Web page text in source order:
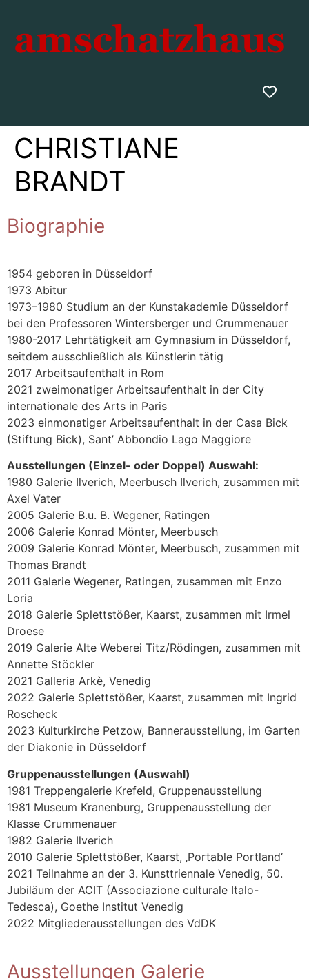
CHRISTIANE
BRANDT
Biographie
1954 geboren in Düsseldorf
1973 Abitur
1973–1980 Studium an der Kunstakademie Düsseldorf
bei den Professoren Wintersberger und Crummenauer
1980-2017 Lehrtätigkeit am Gymnasium in Düsseldorf,
seitdem ausschließlich als Künstlerin tätig
2017 Arbeitsaufenthalt in Rom
2021 zweimonatiger Arbeitsaufenthalt in der City
internationale des Arts in Paris
2023 einmonatiger Arbeitsaufenthalt in der Casa Bick
(Stiftung Bick), Sant’ Abbondio Lago Maggiore
Ausstellungen (Einzel- oder Doppel) Auswahl:
1980 Galerie Ilverich, Meerbusch Ilverich, zusammen mit
Axel Vater
2005 Galerie B.u. B. Wegener, Ratingen
2006 Galerie Konrad Mönter, Meerbusch
2009 Galerie Konrad Mönter, Meerbusch, zusammen mit
Thomas Brandt
2011 Galerie Wegener, Ratingen, zusammen mit Enzo
Loria
2018 Galerie Splettstößer, Kaarst, zusammen mit Irmel
Droese
2019 Galerie Alte Weberei Titz/Rödingen, zusammen mit
Annette Stöckler
2021 Galleria Arkè, Venedig
2022 Galerie Splettstößer, Kaarst, zusammen mit Ingrid
Roscheck
2023 Kulturkirche Petzow, Bannerausstellung, im Garten
der Diakonie in Düsseldorf
Gruppenausstellungen (Auswahl)
1981 Treppengalerie Krefeld, Gruppenausstellung
1981 Museum Kranenburg, Gruppenausstellung der
Klasse Crummenauer
1982 Galerie Ilverich
2010 Galerie Splettstößer, Kaarst, ‚Portable Portland‘
2021 Teilnahme an der 3. Kunsttriennale Venedig, 50.
Jubiläum der ACIT (Associazione culturale Italo-
Tedesca), Goethe Institut Venedig
2022 Mitgliederausstellungen des VdDK
Ausstellungen Galerie